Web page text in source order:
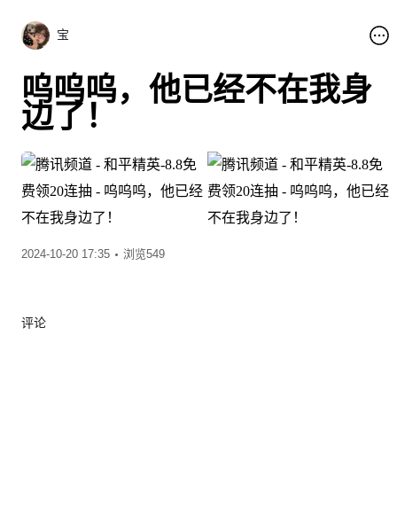
宝
呜呜呜，他已经不在我身
边了！
2024-10-20 17:35 浏览549
评论